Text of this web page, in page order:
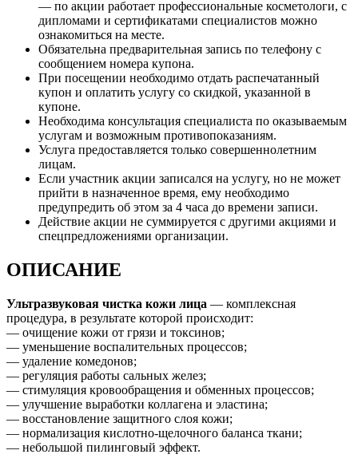
— по акции работает профессиональные косметологи, с
дипломами и сертификатами специалистов можно
ознакомиться на месте.
Обязательна предварительная запись по телефону с
сообщением номера купона.
При посещении необходимо отдать распечатанный
купон и оплатить услугу со скидкой, указанной в
купоне.
Необходима консультация специалиста по оказываемым
услугам и возможным противопоказаниям.
Услуга предоставляется только совершеннолетним
лицам.
Если участник акции записался на услугу, но не может
прийти в назначенное время, ему необходимо
предупредить об этом за 4 часа до времени записи.
Действие акции не суммируется с другими акциями и
спецпредложениями организации.
ОПИСАНИЕ
Ультразвуковая чистка кожи лица — комплексная
процедура, в результате которой происходит:
— очищение кожи от грязи и токсинов;
— уменьшение воспалительных процессов;
— удаление комедонов;
— регуляция работы сальных желез;
— стимуляция кровообращения и обменных процессов;
— улучшение выработки коллагена и эластина;
— восстановление защитного слоя кожи;
— нормализация кислотно-щелочного баланса ткани;
— небольшой пилинговый эффект.